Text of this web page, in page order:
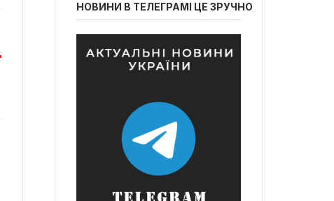
НОВИНИ В ТЕЛЕГРАМІ ЦЕ ЗРУЧНО